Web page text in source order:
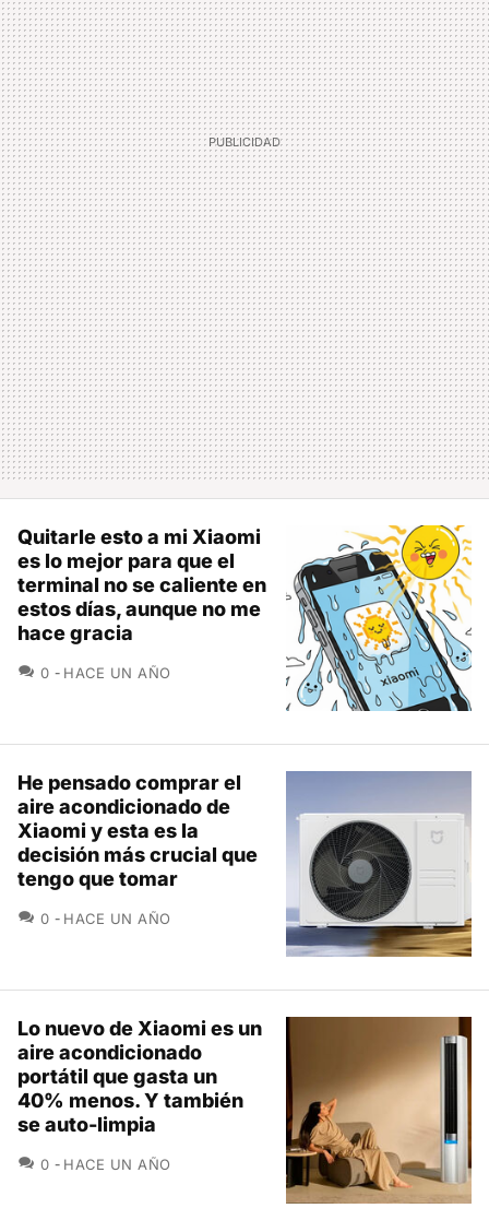
Quitarle esto a mi Xiaomi
es lo mejor para que el
terminal no se caliente en
estos días, aunque no me
hace gracia
0 COMENTARIOS
HACE UN AÑO
He pensado comprar el
aire acondicionado de
Xiaomi y esta es la
decisión más crucial que
tengo que tomar
0 COMENTARIOS
HACE UN AÑO
Lo nuevo de Xiaomi es un
aire acondicionado
portátil que gasta un
40% menos. Y también
se auto-limpia
0 COMENTARIOS
HACE UN AÑO